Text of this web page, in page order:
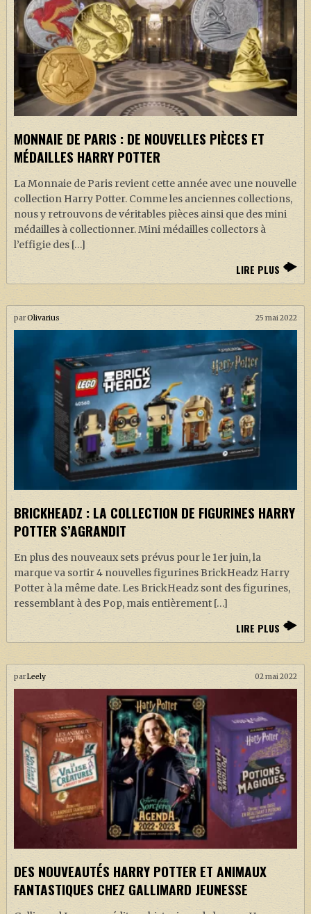
MONNAIE DE PARIS : DE NOUVELLES PIÈCES ET
MÉDAILLES HARRY POTTER
La Monnaie de Paris revient cette année avec une nouvelle
collection Harry Potter. Comme les anciennes collections,
nous y retrouvons de véritables pièces ainsi que des mini
médailles à collectionner. Mini médailles collectors à
l’effigie des […]
LIRE PLUS
parOlivarius 25 mai 2022
BRICKHEADZ : LA COLLECTION DE FIGURINES HARRY
POTTER S’AGRANDIT
En plus des nouveaux sets prévus pour le 1er juin, la
marque va sortir 4 nouvelles figurines BrickHeadz Harry
Potter à la même date. Les BrickHeadz sont des figurines,
ressemblant à des Pop, mais entièrement […]
LIRE PLUS
parLeely 02 mai 2022
DES NOUVEAUTÉS HARRY POTTER ET ANIMAUX
FANTASTIQUES CHEZ GALLIMARD JEUNESSE